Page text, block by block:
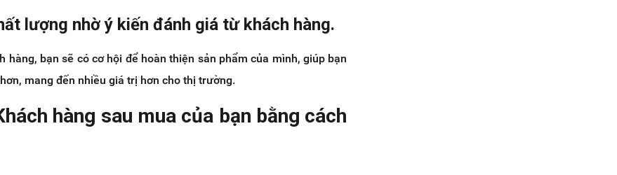
lượng nhờ ý kiến đánh giá từ khách hàng.
hàng, bạn sẽ có cơ hội để hoàn thiện sản phẩm của mình, giúp bạn
mang đến nhiều giá trị hơn cho thị trường.
hàng sau mua của bạn bằng cách